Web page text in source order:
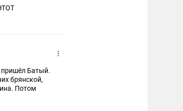
пришёл Батый.
брянской,
Потом